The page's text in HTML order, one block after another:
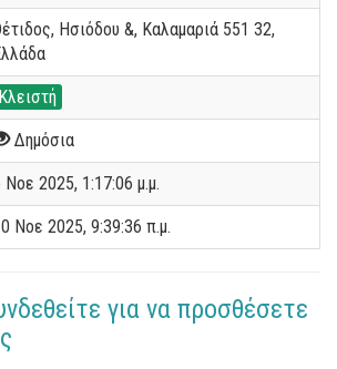
Ησιόδου &, Καλαμαριά 551 32,
Κλειστή
Δημόσια
Νοε 2025, 1:17:06 μ.μ.
Νοε 2025, 9:39:36 π.μ.
για να προσθέσετε